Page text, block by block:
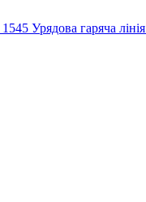
1545 Урядова гаряча лінія